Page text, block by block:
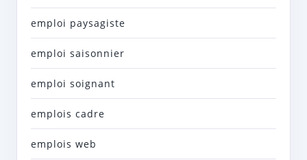
emploi paysagiste
emploi saisonnier
emploi soignant
emplois cadre
emplois web